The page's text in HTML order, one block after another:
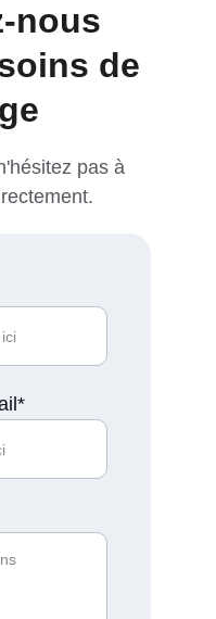
nous
de
pas à